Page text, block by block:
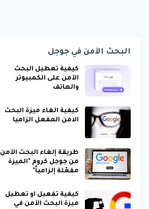
البحث الآمن في جوجل
كيفية تعطيل البحث
الآمن على الكمبيوتر
والهاتف
كيفية الغاء ميزة البحث
الامن المفعل الزاميا
طريقة إلغاء البحث الآمن
من جوجل كروم "الميزة
مفعّلة إلزامياً"
كيفية تفعيل او تعطيل
ميزة البحث الآمن في